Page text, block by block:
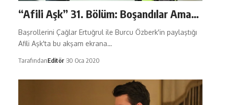
“Afili Aşk” 31. Bölüm: Boşandılar Ama…
Başrollerini Çağlar Ertuğrul ile Burcu Özberk'in paylaştığı
Afili Aşk'ta bu akşam ekrana…
TarafındanEditör 30 Oca 2020